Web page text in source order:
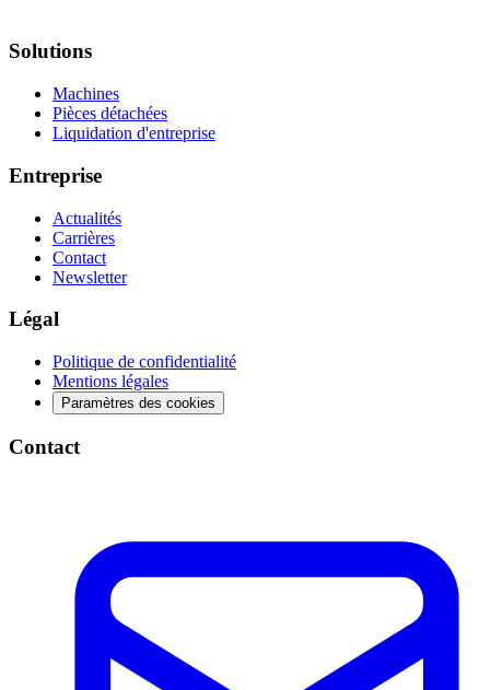
Solutions
Machines
Pièces détachées
Liquidation d'entreprise
Entreprise
Actualités
Carrières
Contact
Newsletter
Légal
Politique de confidentialité
Mentions légales
Paramètres des cookies
Contact